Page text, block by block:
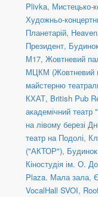
Plivka, Мистецько-
Художньо-
Планетарій, Heaven
Президент,
М17, Жовтневий
МЦКМ (Жовтневий
майстерню
КХАТ, British Pub
академічний театр
на лівому березі
театр на Подолі,
("АКТОР"),
Кіностудія ім. О.
Plaza. Мала зала,
VocalHall SVOI,